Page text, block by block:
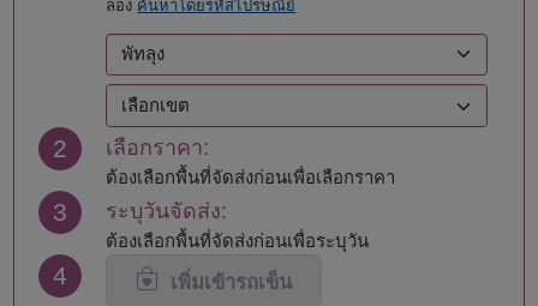
ตรัง
ตราด
ตาก
นครนายก
นครปฐม
นครพนม
นครราชสีมา
นครศรีธรรมราช
นครสวรรค์
นนทบุรี
สกลนคร
สมุทรสาคร
สิงห์บุรี
ลอง ค้นหาโดยรหัสไปรษณีย์
2 เลือกราคา:
ต้องเลือกพื้นที่จัดส่งก่อนเพื่อเลือกราคา
3 ระบุวันจัดส่ง:
ต้องเลือกพื้นที่จัดส่งก่อนเพื่อระบุวัน
4 เพิ่มเข้ารถเข็น